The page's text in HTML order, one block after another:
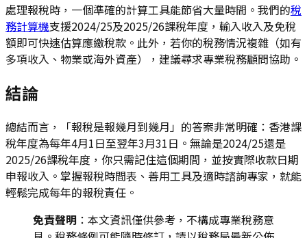
處理報稅時，一個準確的計算工具能節省大量時間。我們的稅
務計算機支援2024/25及2025/26課稅年度，輸入收入及免稅
額即可快速估算應繳稅款。此外，若你的稅務情況複雜（如有
多項收入、物業或海外資產），建議尋求專業稅務顧問協助。
結論
總結而言，「報稅是報幾月到幾月」的答案非常明確：香港課
稅年度為每年4月1日至翌年3月31日。無論是2024/25還是
2025/26課稅年度，你只需記住這個期間，並按實際收款日期
申報收入。掌握報稅時間表、善用工具及適時諮詢專家，就能
輕鬆完成每年的報稅責任。
免責聲明 ：本文資訊僅供參考，不構成專業稅務意